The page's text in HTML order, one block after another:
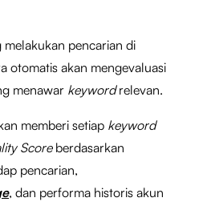
melakukan pencarian di
otomatis akan mengevaluasi
menawar keywordrelevan.
memberi setiap keyword
Scoreberdasarkan
pencarian,
, dan performa historis akun